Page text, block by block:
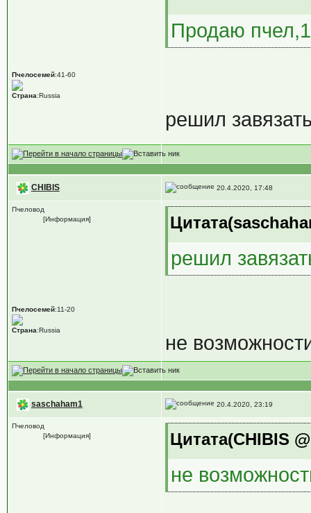
Пчелосемей:41-60
Страна:Russia
Продаю
решил
CHIBIS 20.4.2020, 17:48
Пчеловод
[Информация]
Пчелосемей:11-20
Страна:Russia
решил
не
saschaham1 20.4.2020, 23:19
Пчеловод
[Информация]
Цитата(CHIBIS
не